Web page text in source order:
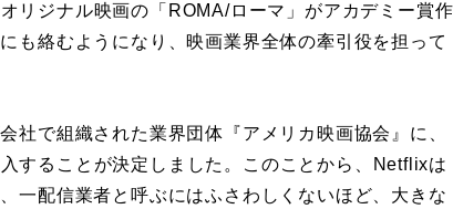
リジナル映画の「ROMA/ローマ」がアカデミー賞作
も絡むようになり、映画業界全体の牽引役を担って
社で組織された業界団体『アメリカ映画協会』に、
することが決定しました。このことから、Netflixは
一配信業者と呼ぶにはふさわしくないほど、大きな